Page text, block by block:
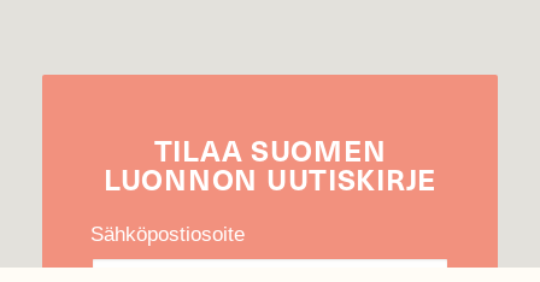
TILAA SUOMEN
LUONNON UUTIS­KIRJE
Sähköpostiosoite